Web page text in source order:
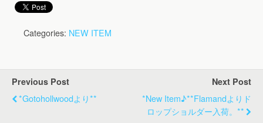
Categories: NEW ITEM
Previous Post
*gotohollwoodより**
Next Post
*new Item♪**flamandよりド
ロップショルダー入荷。**